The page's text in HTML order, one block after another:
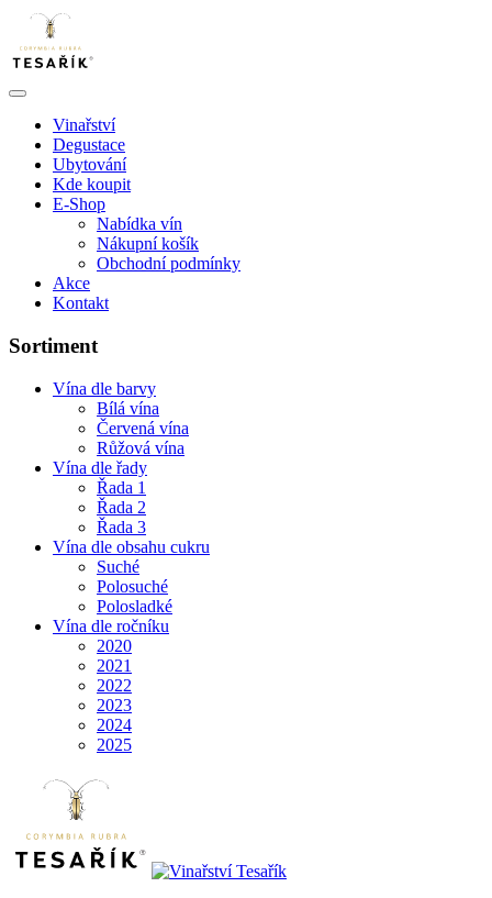
Vinařství
Degustace
Ubytování
Kde koupit
E-Shop
Nabídka vín
Nákupní košík
Obchodní podmínky
Akce
Kontakt
Sortiment
Vína dle barvy
Bílá vína
Červená vína
Růžová vína
Vína dle řady
Řada 1
Řada 2
Řada 3
Vína dle obsahu cukru
Suché
Polosuché
Polosladké
Vína dle ročníku
2020
2021
2022
2023
2024
2025